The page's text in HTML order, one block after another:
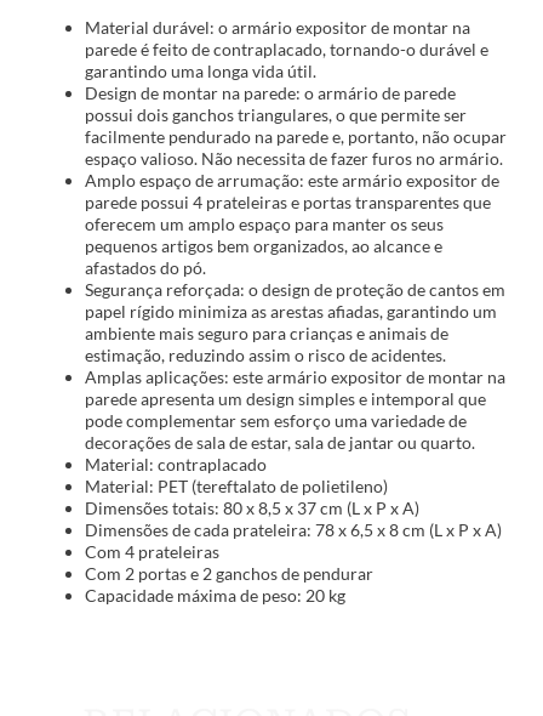
Material durável: o armário expositor de montar na
parede é feito de contraplacado, tornando-o durável e
garantindo uma longa vida útil.
Design de montar na parede: o armário de parede
possui dois ganchos triangulares, o que permite ser
facilmente pendurado na parede e, portanto, não ocupar
espaço valioso. Não necessita de fazer furos no armário.
Amplo espaço de arrumação: este armário expositor de
parede possui 4 prateleiras e portas transparentes que
oferecem um amplo espaço para manter os seus
pequenos artigos bem organizados, ao alcance e
afastados do pó.
Segurança reforçada: o design de proteção de cantos em
papel rígido minimiza as arestas afiadas, garantindo um
ambiente mais seguro para crianças e animais de
estimação, reduzindo assim o risco de acidentes.
Amplas aplicações: este armário expositor de montar na
parede apresenta um design simples e intemporal que
pode complementar sem esforço uma variedade de
decorações de sala de estar, sala de jantar ou quarto.
Material: contraplacado
Material: PET (tereftalato de polietileno)
Dimensões totais: 80 x 8,5 x 37 cm (L x P x A)
Dimensões de cada prateleira: 78 x 6,5 x 8 cm (L x P x A)
Com 4 prateleiras
Com 2 portas e 2 ganchos de pendurar
Capacidade máxima de peso: 20 kg